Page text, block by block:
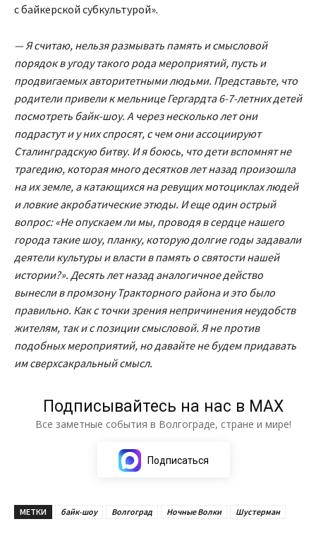
с байкерской субкультурой».
— Я считаю, нельзя размывать память и смысловой
порядок в угоду такого рода мероприятий, пусть и
продвигаемых авторитетными людьми. Представьте, что
родители привели к мельнице Гергардта 6-7-летних детей
посмотреть байк-шоу. А через несколько лет они
подрастут и у них спросят, с чем они ассоциируют
Сталинградскую битву. И я боюсь, что дети вспомнят не
трагедию, которая много десятков лет назад произошла
на их земле, а катающихся на ревущих мотоциклах людей
и ловкие акробатические этюды. И еще один острый
вопрос: «Не опускаем ли мы, проводя в сердце нашего
города такие шоу, планку, которую долгие годы задавали
деятели культуры и власти в память о святости нашей
истории?». Десять лет назад аналогичное действо
вынесли в промзону Тракторного района и это было
правильно. Как с точки зрения непричинения неудобств
жителям, так и с позиции смысловой. Я не против
подобных мероприятий, но давайте не будем придавать
им сверхсакральный смысл.
Подписывайтесь на нас в МАХ
Все заметные события в Волгограде, стране и мире!
Подписаться
МЕТКИ байк-шоу Волгоград Ночные Волки Шустерман